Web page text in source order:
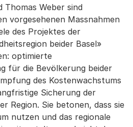
Thomas Weber sind
vorgesehenen Massnahmen
des Projektes der
beider Basel»
optimierte
für die Bevölkerung beider
des Kostenwachstums
Sicherung der
Region. Sie betonen, dass sie
nutzen und das regionale